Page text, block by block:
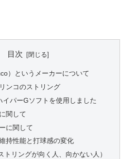
目次
）というメーカーについて
ンコのストリング
イパーGソフトを使用しました
関して
に関して
持性能と打球感の変化
トリングが向く人、向かない人）